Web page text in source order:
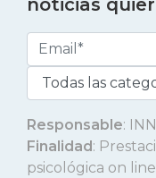
noticias
Responsable:
Finalidad:
psicológica on